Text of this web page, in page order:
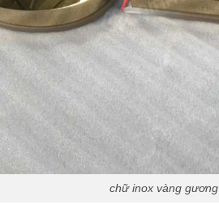
chữ inox vàng gương